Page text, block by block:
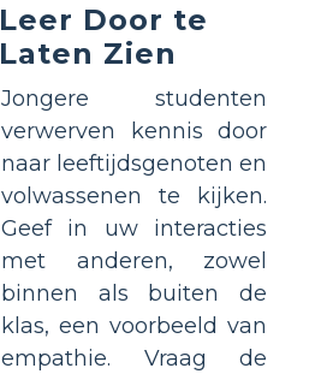
Leer Door te
Laten Zien
Jongere studenten
verwerven kennis door
naar leeftijdsgenoten en
volwassenen te kijken.
Geef in uw interacties
met anderen, zowel
binnen als buiten de
klas, een voorbeeld van
empathie. Vraag de